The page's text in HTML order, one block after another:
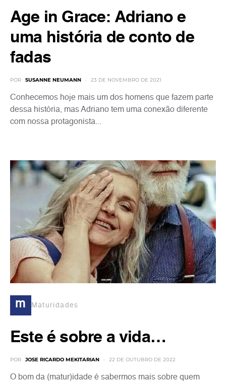
Age in Grace: Adriano e
uma história de conto de
fadas
POR SUSANNE NEUMANN 23 DE NOVEMBRO DE 2021
Conhecemos hoje mais um dos homens que fazem parte
dessa história, mas Adriano tem uma conexão diferente
com nossa protagonista...
m Maturidades
Este é sobre a vida…
POR JOSE RICARDO MEKITARIAN 22 DE OUTUBRO DE 2022
O bom da (matur)idade é sabermos mais sobre quem